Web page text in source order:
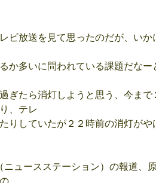
ビ放送を見て思ったのだが、いか
か多いに問われている課題だなー
ぎたら消灯しようと思う、今まで
、テレ
りしていたが２２時前の消灯がや
ニュースステーション）の報道、